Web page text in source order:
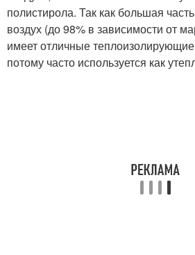
полистирола. Так как большая
воздух (до 98% в зависимости от
имеет отличные теплоизолирующие
потому часто используется как